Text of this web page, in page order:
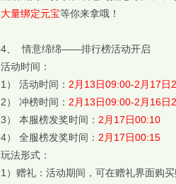
大量绑定元宝等你来拿哦！
4、 情意绵绵——排行榜活动开启
活动时间：
1） 活动时间： 2月13日09:00-2月17日
2） 冲榜时间： 2月13日09:00-2月16日
3） 本服榜发奖时间： 2月17日00:10
4） 全服榜发奖时间： 2月17日00:15
玩法形式：
1）赠礼：活动期间，可在赠礼界面购